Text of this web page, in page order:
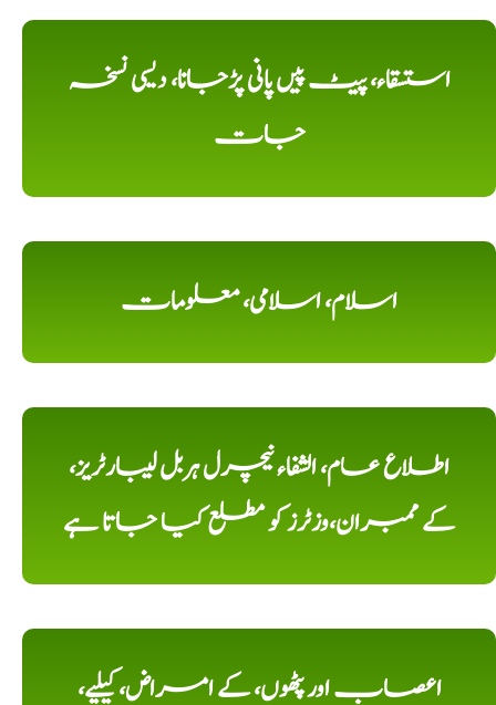
استسقاء، پیٹ پیں پانی پڑجانا، دیسی نسخہ
جات
اسلام، اسلامی، معلومات
اطلاع عام، الشفاء نیچرل ہربل لیبارٹریز،
کے ممبران،وزٹرز کو مطلع کیا جاتا ہے
اعصاب اور پٹھوں، کے امراض، کیلیے،